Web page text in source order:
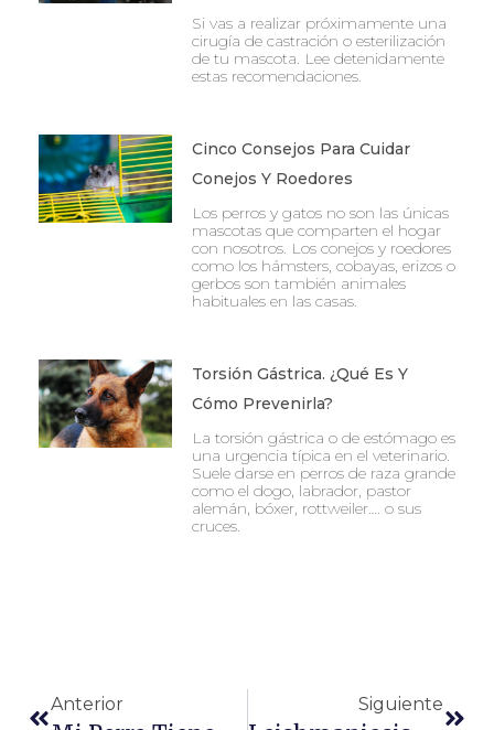
Si vas a realizar próximamente una
cirugía de castración o esterilización
de tu mascota. Lee detenidamente
estas recomendaciones.
Cinco Consejos Para Cuidar
Conejos Y Roedores
Los perros y gatos no son las únicas
mascotas que comparten el hogar
con nosotros. Los conejos y roedores
como los hámsters, cobayas, erizos o
gerbos son también animales
habituales en las casas.
Torsión Gástrica. ¿Qué Es Y
Cómo Prevenirla?
La torsión gástrica o de estómago es
una urgencia típica en el veterinario.
Suele darse en perros de raza grande
como el dogo, labrador, pastor
alemán, bóxer, rottweiler…. o sus
cruces.
Anterior Siguiente